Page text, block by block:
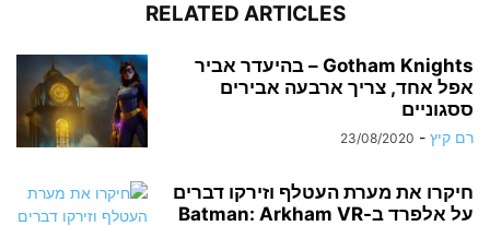
RELATED ARTICLES
Gotham Knights – בהיעדר אביר
אפל אחד, צריך ארבעה אבירים
ססגוניים
רם קיץ -
23/08/2020
חיקרו את מערת העטלף וזירקו דברים
על אלפרד ב-Batman: Arkham VR